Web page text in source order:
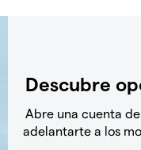
Descubre
Abre una cuenta
adelantarte a los